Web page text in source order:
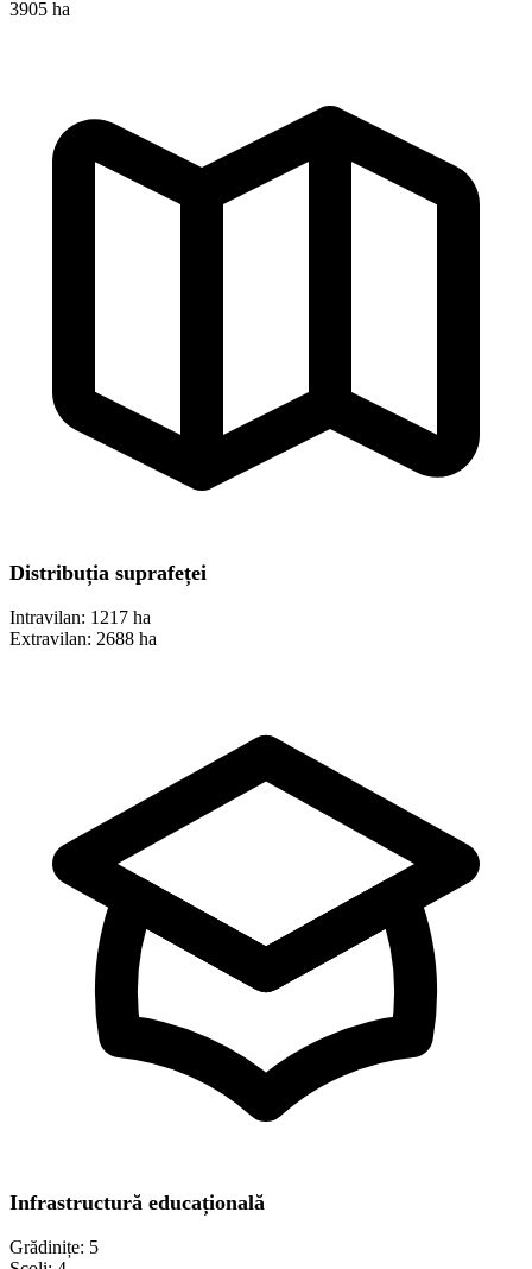
3905 ha
Distribuția suprafeței
Intravilan: 1217 ha
Extravilan: 2688 ha
Infrastructură educațională
Grădinițe: 5